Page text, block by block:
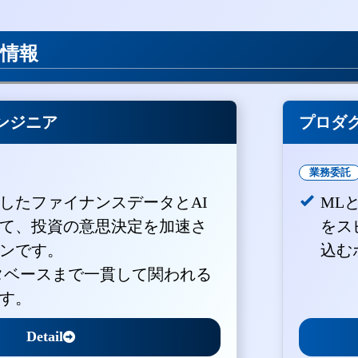
報
ジニア
たファイナンスデータとAI
、投資の意思決定を加速さ
です。
ースまで一貫して関われる
。
Detail
プロダ
業務委託
ML
をス
込む